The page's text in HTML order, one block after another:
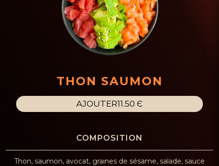
THON SAUMON
AJOUTER11.50 Є
Thon, saumon, avocat, graines de sésame, salade, sauce